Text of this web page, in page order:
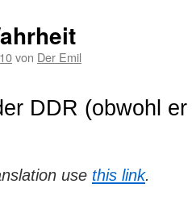
von Der Emil
DDR (obwohl
use this link.